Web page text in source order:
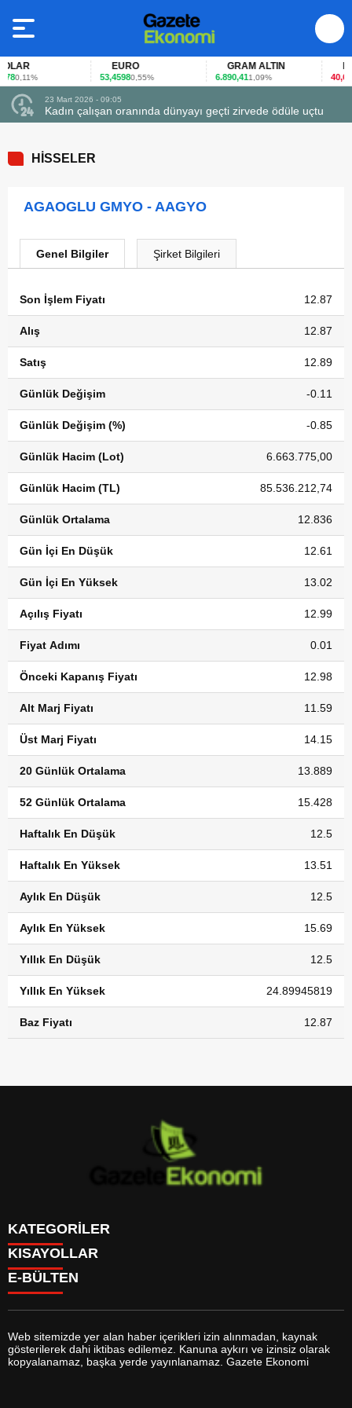
0,11%
EURO
53,45980,55%
GRAM ALTIN
6.890,411,09% 40,65-
23 Mart 2026 - 09:05
Kadın çalışan oranında dünyayı geçti zirvede ödüle uçtu
HİSSELER
AGAOGLU GMYO - AAGYO
Genel Bilgiler Şirket Bilgileri
Son İşlem Fiyatı 12.87
Alış 12.87
Satış 12.89
Günlük Değişim -0.11
Günlük Değişim (%) -0.85
Günlük Hacim (Lot) 6.663.775,00
Günlük Hacim (TL) 85.536.212,74
Günlük Ortalama 12.836
Gün İçi En Düşük 12.61
Gün İçi En Yüksek 13.02
Açılış Fiyatı 12.99
Fiyat Adımı 0.01
Önceki Kapanış Fiyatı 12.98
Alt Marj Fiyatı 11.59
Üst Marj Fiyatı 14.15
20 Günlük Ortalama 13.889
52 Günlük Ortalama 15.428
Haftalık En Düşük 12.5
Haftalık En Yüksek 13.51
Aylık En Düşük 12.5
Aylık En Yüksek 15.69
Yıllık En Düşük 12.5
Yıllık En Yüksek 24.89945819
Baz Fiyatı 12.87
KATEGORİLER
GÜNDEM
DÜNYA
SİYASET
MAGAZİN
SAĞLIK
EĞİTİM
YAŞAM
KISAYOLLAR
BURÇLAR
FİKSTÜR
FİRMA EKLE
FİRMA REHBERİ
E-BÜLTEN
gazeteekonomi.com e-bültenine abone olarak, tarafınıza haber,
Web sitemizde yer alan haber içerikleri izin alınmadan, kaynak
gösterilerek dahi iktibas edilemez. Kanuna aykırı ve izinsiz olarak
kopyalanamaz, başka yerde yayınlanamaz. Gazete Ekonomi